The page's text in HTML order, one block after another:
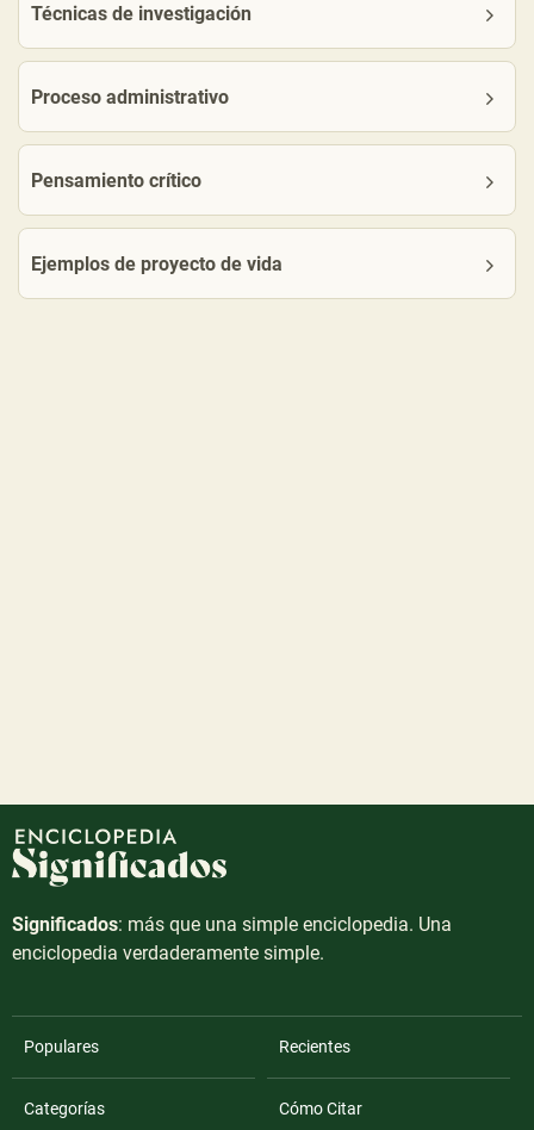
Técnicas de investigación
Proceso administrativo
Pensamiento crítico
Ejemplos de proyecto de vida
Significados: más que una simple enciclopedia. Una
enciclopedia verdaderamente simple.
Populares Recientes
Categorías Cómo Citar